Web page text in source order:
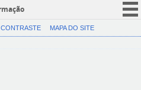
CORONAVÍRUS (COVID-19)
MAPA DO SITE